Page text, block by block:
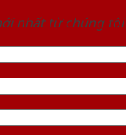
nhất từ chúng tôi